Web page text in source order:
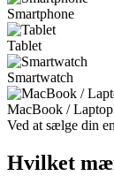
Smartphone
Tablet
Smartwatch
MacBook / Laptop
Ved at sælge din
Hvilket